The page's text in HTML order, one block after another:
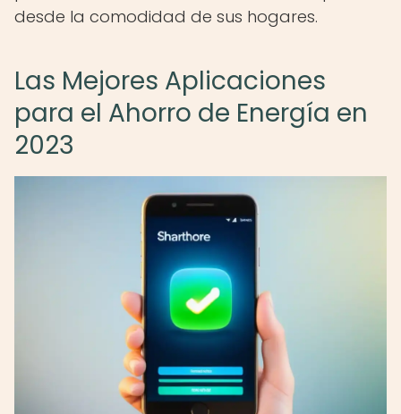
desde la comodidad de sus hogares.
Las Mejores Aplicaciones
para el Ahorro de Energía en
2023